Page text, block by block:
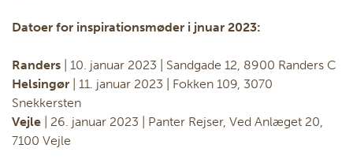
Datoer for inspirationsmøder i jnuar 2023:
Randers | 10. januar 2023 | Sandgade 12, 8900 Randers C
Helsingør | 11. januar 2023 | Fokken 109, 3070
Snekkersten
Vejle | 26. januar 2023 | Panter Rejser, Ved Anlæget 20,
7100 Vejle